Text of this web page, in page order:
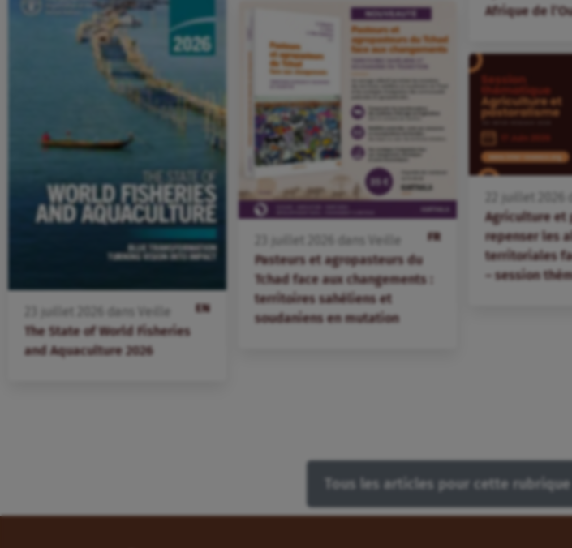
Afrique de
EN
juillet dans
Veille
The State of World Fisheries
and Aquaculture 2026
FR
juillet dans
Veille
Pasteurs et agropasteurs du
Tchad face aux changements :
territoires sahéliens et
soudaniens en mutation
juillet
Agriculture et
repenser les
territoriales
– session
Tous les articles pour cette rubrique